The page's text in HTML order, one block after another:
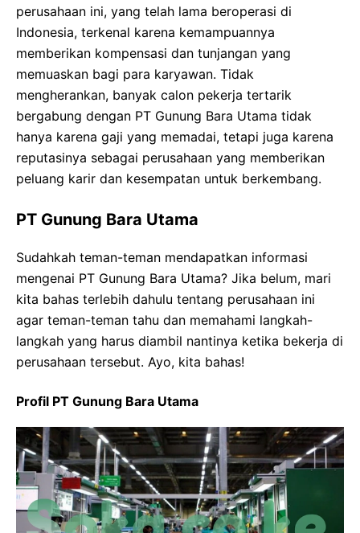
perusahaan ini, yang telah lama beroperasi di
Indonesia, terkenal karena kemampuannya
memberikan kompensasi dan tunjangan yang
memuaskan bagi para karyawan. Tidak
mengherankan, banyak calon pekerja tertarik
bergabung dengan PT Gunung Bara Utama tidak
hanya karena gaji yang memadai, tetapi juga karena
reputasinya sebagai perusahaan yang memberikan
peluang karir dan kesempatan untuk berkembang.
PT Gunung Bara Utama
Sudahkah teman-teman mendapatkan informasi
mengenai PT Gunung Bara Utama? Jika belum, mari
kita bahas terlebih dahulu tentang perusahaan ini
agar teman-teman tahu dan memahami langkah-
langkah yang harus diambil nantinya ketika bekerja di
perusahaan tersebut. Ayo, kita bahas!
Profil PT Gunung Bara Utama